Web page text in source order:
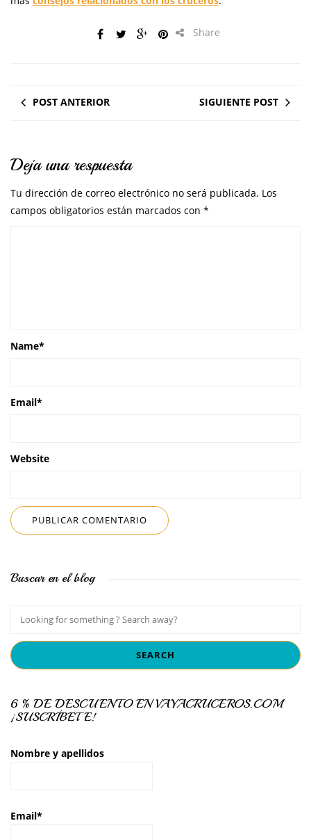
Share
POST ANTERIOR SIGUIENTE POST
Deja una respuesta
Tu dirección de correo electrónico no será publicada. Los
campos obligatorios están marcados con *
Name*
Email*
Website
Buscar en el blog
6 % DE DESCUENTO EN VAYACRUCEROS.COM
¡SUSCRÍBETE!
Nombre y apellidos
Email*